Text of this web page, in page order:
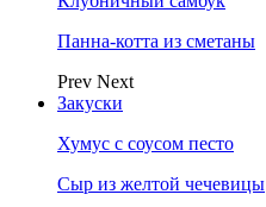
Панна-котта из сметаны
Prev Next
Закуски
Хумус с соусом песто
Сыр из желтой чечевицы